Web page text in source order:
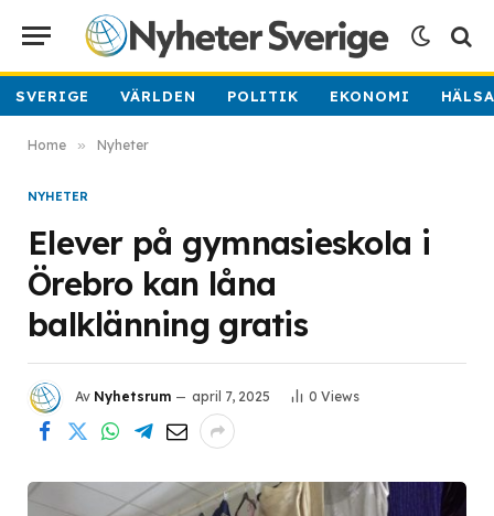
SVERIGE VÄRLDEN POLITIK EKONOMI
Home » Nyheter
NYHETER
Elever på gymnasieskola i
Örebro kan låna
balklänning gratis
Av Nyhetsrum april 7, 2025 0 Views